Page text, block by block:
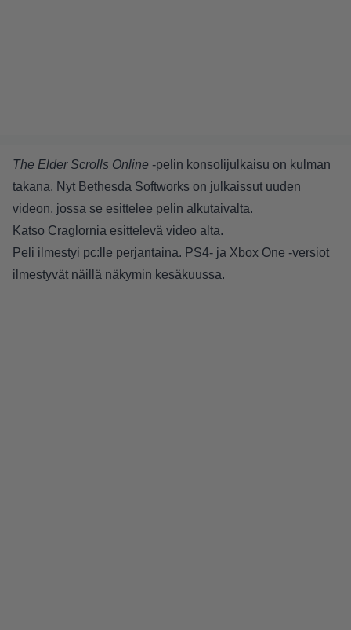
The Elder Scrolls Online -pelin konsolijulkaisu on kulman
takana. Nyt Bethesda Softworks on julkaissut uuden
videon, jossa se esittelee pelin alkutaivalta.
Katso Craglornia esittelevä video alta.
Peli ilmestyi pc:lle perjantaina. PS4- ja Xbox One -versiot
ilmestyvät näillä näkymin kesäkuussa.